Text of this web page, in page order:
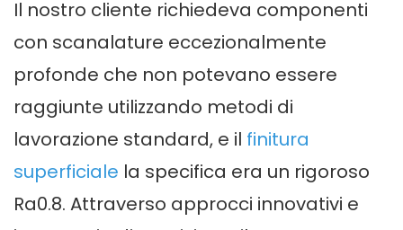
Il nostro cliente richiedeva componenti
con scanalature eccezionalmente
profonde che non potevano essere
raggiunte utilizzando metodi di
lavorazione standard, e il finitura
superficiale la specifica era un rigoroso
Ra0.8. Attraverso approcci innovativi e